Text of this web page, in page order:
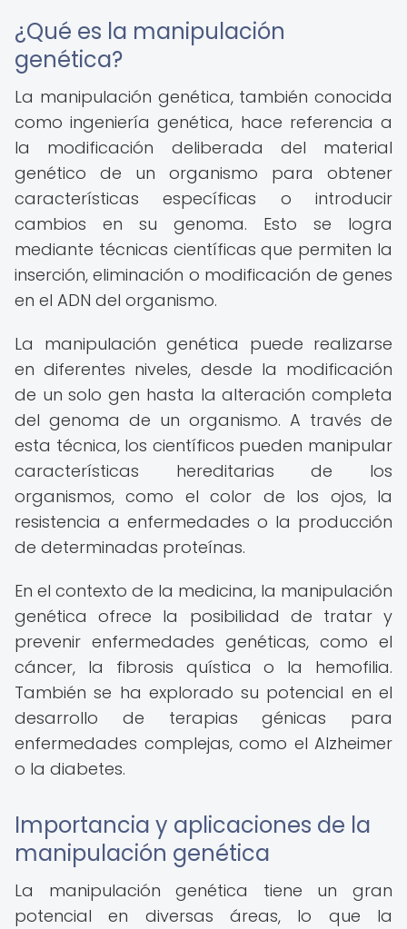
¿Qué es la manipulación
genética?
La manipulación genética, también conocida
como ingeniería genética, hace referencia a
la modificación deliberada del material
genético de un organismo para obtener
características específicas o introducir
cambios en su genoma. Esto se logra
mediante técnicas científicas que permiten la
inserción, eliminación o modificación de genes
en el ADN del organismo.
La manipulación genética puede realizarse
en diferentes niveles, desde la modificación
de un solo gen hasta la alteración completa
del genoma de un organismo. A través de
esta técnica, los científicos pueden manipular
características hereditarias de los
organismos, como el color de los ojos, la
resistencia a enfermedades o la producción
de determinadas proteínas.
En el contexto de la medicina, la manipulación
genética ofrece la posibilidad de tratar y
prevenir enfermedades genéticas, como el
cáncer, la fibrosis quística o la hemofilia.
También se ha explorado su potencial en el
desarrollo de terapias génicas para
enfermedades complejas, como el Alzheimer
o la diabetes.
Importancia y aplicaciones de la
manipulación genética
La manipulación genética tiene un gran
potencial en diversas áreas, lo que la